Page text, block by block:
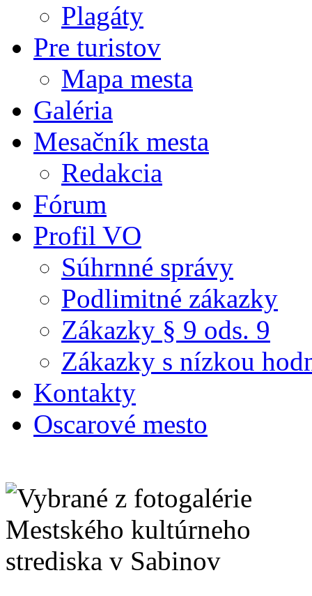
Plagáty
Pre turistov
Mapa mesta
Galéria
Mesačník mesta
Redakcia
Fórum
Profil VO
Súhrnné správy
Podlimitné zákazky
Zákazky § 9 ods. 9
Zákazky s nízkou
Kontakty
Oscarové mesto